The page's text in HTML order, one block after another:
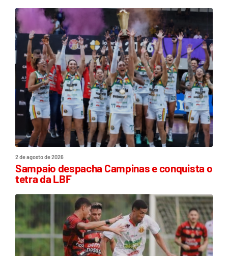
2 de agosto de 2026
Sampaio despacha Campinas e conquista o
tetra da LBF